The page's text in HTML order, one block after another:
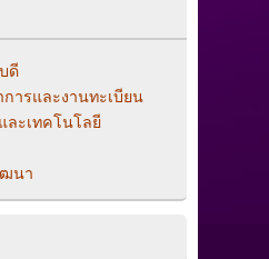
ดี
ารและงานทะเบียน
ละเทคโนโลยี
นา